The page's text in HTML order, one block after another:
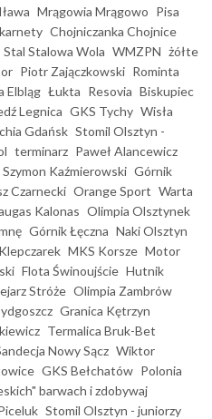
Mrągowia Mrągowo Pisa
karnety Chojniczanka Chojnice
Stal Stalowa Wola WMZPN żółte
Piotr Zajączkowski Rominta
Elbląg Łukta Resovia Biskupiec
Legnica GKS Tychy Wisła
Gdańsk Stomil Olsztyn -
terminarz Paweł Alancewicz
Szymon Kaźmierowski Górnik
Czarnecki Orange Sport Warta
Kalonas Olimpia Olsztynek
Górnik Łęczna Naki Olsztyn
MKS Korsze Motor
Flota Świnoujście Hutnik
Stróże Olimpia Zambrów
Granica Kętrzyn
Termalica Bruk-Bet
Nowy Sącz Wiktor
GKS Bełchatów Polonia
barwach i zdobywaj
Stomil Olsztyn - juniorzy